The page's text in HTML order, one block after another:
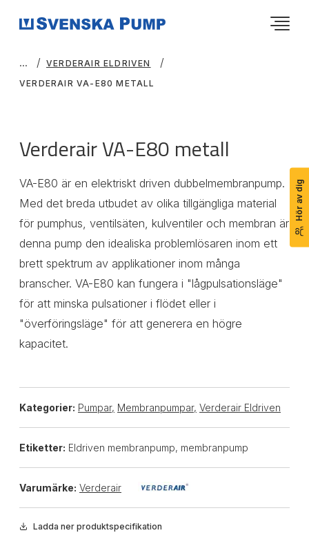
Hör av dig
VERDERAIR ELDRIVEN
VERDERAIR VA-E80 METALL
Verderair VA-E80 metall
VA-E80 är en elektriskt driven dubbelmembranpump.
Med det breda utbudet av olika tillgängliga material
för pumphus, ventilsäten, kulventiler och membran är
denna pump den idealiska problemlösaren inom ett
brett spektrum av applikationer inom många
branscher. VA-E80 kan fungera i "lågpulsationsläge"
för att minska pulsationer i flödet eller i
"överföringsläge" för att generera en högre
kapacitet.
Kategorier: Pumpar, Membranpumpar, Verderair Eldriven
Etiketter: Eldriven membranpump, membranpump
Varumärke: Verderair
Ladda ner produktspecifikation